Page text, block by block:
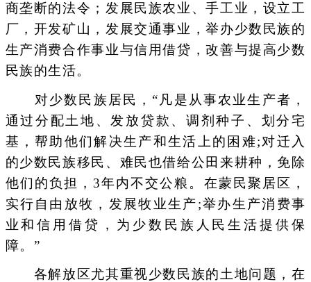
商垄断的法令；发展民族农业、手工业，设立工
厂，开发矿山，发展交通事业，举办少数民族的
生产消费合作事业与信用借贷，改善与提高少数
民族的生活。
对少数民族居民，“凡是从事农业生产者，
通过分配土地、发放贷款、调剂种子、划分宅
基，帮助他们解决生产和生活上的困难;对迁入
的少数民族移民、难民也借给公田来耕种，免除
他们的负担，3年内不交公粮。在蒙民聚居区，
实行自由放牧，发展牧业生产;举办生产消费事
业和信用借贷，为少数民族人民生活提供保
障。”
各解放区尤其重视少数民族的土地问题，在